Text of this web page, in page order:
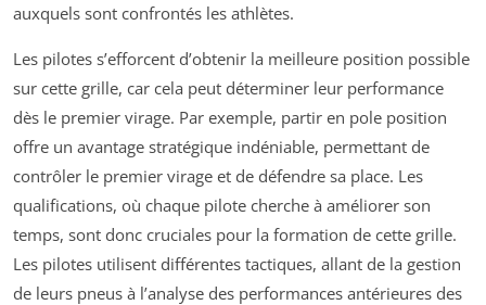
auxquels sont confrontés les athlètes.
Les pilotes s’efforcent d’obtenir la meilleure position possible
sur cette grille, car cela peut déterminer leur performance
dès le premier virage. Par exemple, partir en pole position
offre un avantage stratégique indéniable, permettant de
contrôler le premier virage et de défendre sa place. Les
qualifications, où chaque pilote cherche à améliorer son
temps, sont donc cruciales pour la formation de cette grille.
Les pilotes utilisent différentes tactiques, allant de la gestion
de leurs pneus à l’analyse des performances antérieures des